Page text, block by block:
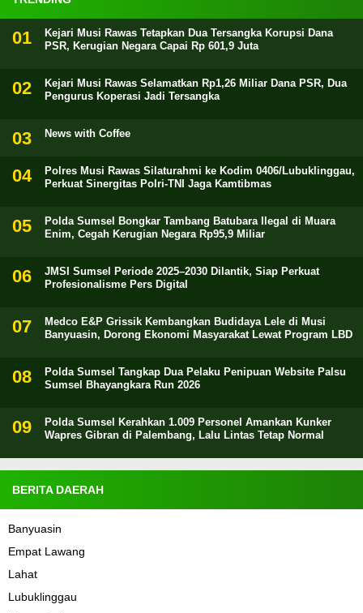
Kejari Musi Rawas Tetapkan Dua Tersangka Korupsi Dana
PSR, Kerugian Negara Capai Rp 601,9 Juta
Kejari Musi Rawas Selamatkan Rp1,26 Miliar Dana PSR, Dua
Pengurus Koperasi Jadi Tersangka
News with Coffee
Polres Musi Rawas Silaturahmi ke Kodim 0406/Lubuklinggau,
Perkuat Sinergitas Polri-TNI Jaga Kamtibmas
Polda Sumsel Bongkar Tambang Batubara Ilegal di Muara
Enim, Cegah Kerugian Negara Rp95,9 Miliar
JMSI Sumsel Periode 2025–2030 Dilantik, Siap Perkuat
Profesionalisme Pers Digital
Medco E&P Grissik Kembangkan Budidaya Lele di Musi
Banyuasin, Dorong Ekonomi Masyarakat Lewat Program LBD
Polda Sumsel Tangkap Dua Pelaku Penipuan Website Palsu
Sumsel Bhayangkara Run 2026
Polda Sumsel Kerahkan 1.009 Personel Amankan Kunker
Wapres Gibran di Palembang, Lalu Lintas Tetap Normal
BERITA DAERAH
Banyuasin
Empat Lawang
Lahat
Lubuklinggau